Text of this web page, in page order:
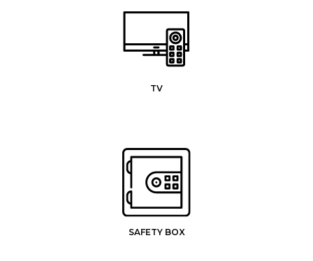
TV
SAFETY BOX